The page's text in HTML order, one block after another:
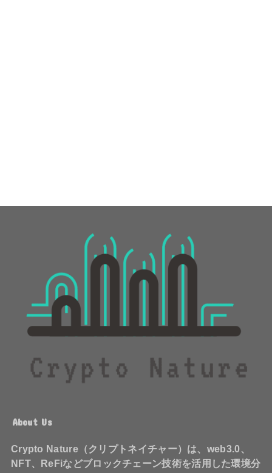
About Us
Crypto Nature（クリプトネイチャー）は、web3.0、
NFT、ReFiなどブロックチェーン技術を活用した環境分